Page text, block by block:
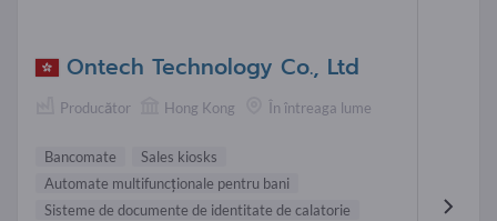
Ontech Technology Co., Ltd
Producător Hong Kong În întreaga lume
Bancomate
Sales kiosks
Automate multifuncţionale pentru bani
Sisteme de documente de identitate de calatorie